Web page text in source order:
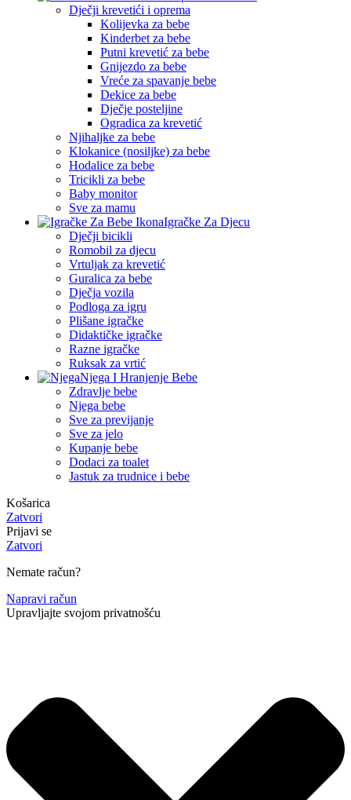
Dječji krevetići i oprema
Kolijevka za bebe
Kinderbet za bebe
Putni krevetić za bebe
Gnijezdo za bebe
Vreće za spavanje bebe
Dekice za bebe
Dječje posteljine
Ogradica za krevetić
Njihaljke za bebe
Klokanice (nosiljke) za bebe
Hodalice za bebe
Tricikli za bebe
Baby monitor
Sve za mamu
Igračke Za Djecu
Dječji bicikli
Romobil za djecu
Vrtuljak za krevetić
Guralica za bebe
Dječja vozila
Podloga za igru
Plišane igračke
Didaktičke igračke
Razne igračke
Ruksak za vrtić
Njega I Hranjenje Bebe
Zdravlje bebe
Njega bebe
Sve za previjanje
Sve za jelo
Kupanje bebe
Dodaci za toalet
Jastuk za trudnice i bebe
Košarica
Zatvori
Prijavi se
Zatvori
Nemate račun?
Napravi račun
Upravljajte svojom privatnošću